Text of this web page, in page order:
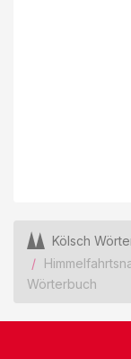
Kölsch
Wörterbuch